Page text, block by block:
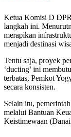
Ketua Komisi D
langkah ini.
merapikan
menjadi destinasi
Tentu saja, proyek
‘ducting’ ini
terbatas, Pemkot
secara konsisten.
Selain itu,
melalui Bantuan
Keistimewaan